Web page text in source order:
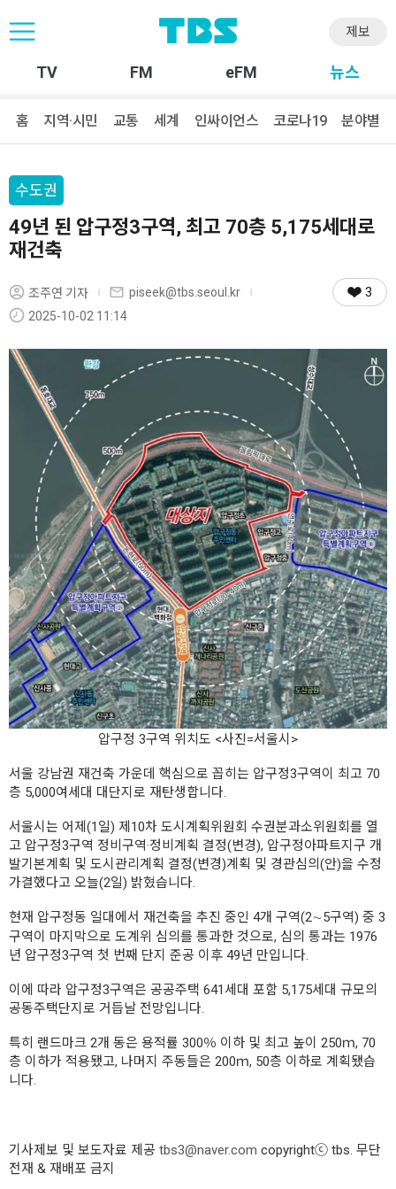
제보
TV FM eFM 뉴스
홈 지역·시민 교통 세계 인싸이언스 코로나19 분야별
수도권
49년 된 압구정3구역, 최고 70층 5,175세대로
재건축
조주연 기자
piseek@tbs.seoul.kr
2025-10-02 11:14
3
압구정 3구역 위치도 <사진=서울시>
서울 강남권 재건축 가운데 핵심으로 꼽히는 압구정3구역이 최고 70
층 5,000여세대 대단지로 재탄생합니다.
서울시는 어제(1일) 제10차 도시계획위원회 수권분과소위원회를 열
고 압구정3구역 정비구역·정비계획 결정(변경), 압구정아파트지구 개
발기본계획 및 도시관리계획 결정(변경)계획 및 경관심의(안)을 수정
가결했다고 오늘(2일) 밝혔습니다.
현재 압구정동 일대에서 재건축을 추진 중인 4개 구역(2∼5구역) 중 3
구역이 마지막으로 도계위 심의를 통과한 것으로, 심의 통과는 1976
년 압구정3구역 첫 번째 단지 준공 이후 49년 만입니다.
이에 따라 압구정3구역은 공공주택 641세대 포함 5,175세대 규모의
공동주택단지로 거듭날 전망입니다.
특히 랜드마크 2개 동은 용적률 300％ 이하 및 최고 높이 250ｍ, 70
층 이하가 적용됐고, 나머지 주동들은 200ｍ, 50층 이하로 계획됐습
니다.
기사제보 및 보도자료 제공 tbs3@naver.com copyrightⓒ tbs. 무단
전재 & 재배포 금지